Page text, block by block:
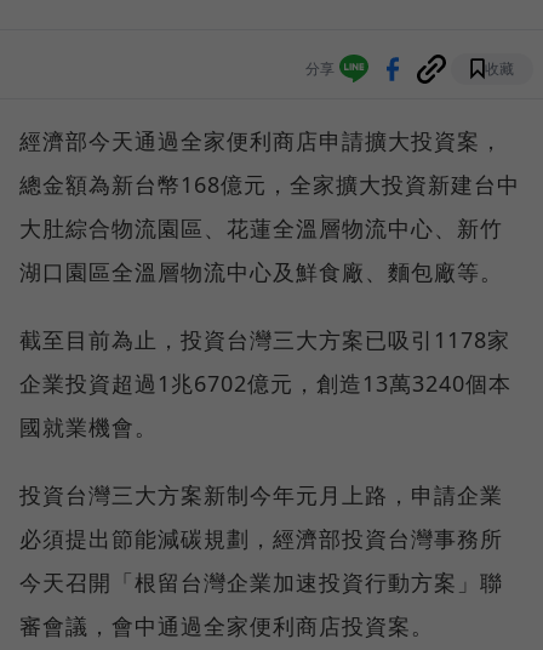
分享 收藏
經濟部今天通過全家便利商店申請擴大投資案，
總金額為新台幣168億元，全家擴大投資新建台中
大肚綜合物流園區、花蓮全溫層物流中心、新竹
湖口園區全溫層物流中心及鮮食廠、麵包廠等。
截至目前為止，投資台灣三大方案已吸引1178家
企業投資超過1兆6702億元，創造13萬3240個本
國就業機會。
投資台灣三大方案新制今年元月上路，申請企業
必須提出節能減碳規劃，經濟部投資台灣事務所
今天召開「根留台灣企業加速投資行動方案」聯
審會議，會中通過全家便利商店投資案。